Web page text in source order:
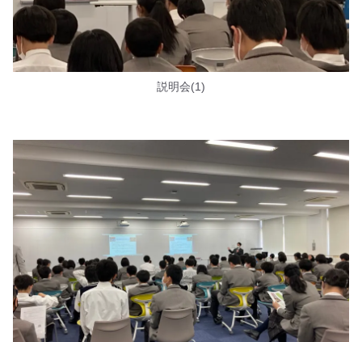
説明会(1)